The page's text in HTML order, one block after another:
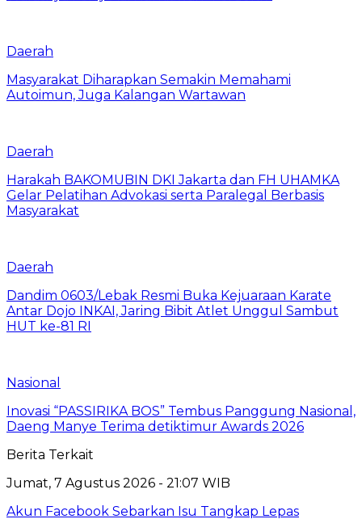
Daerah
Masyarakat Diharapkan Semakin Memahami
Autoimun, Juga Kalangan Wartawan
Daerah
Harakah BAKOMUBIN DKI Jakarta dan FH UHAMKA
Gelar Pelatihan Advokasi serta Paralegal Berbasis
Masyarakat
Daerah
Dandim 0603/Lebak Resmi Buka Kejuaraan Karate
Antar Dojo INKAI, Jaring Bibit Atlet Unggul Sambut
HUT ke-81 RI
Nasional
Inovasi “PASSIRIKA BOS” Tembus Panggung Nasional,
Daeng Manye Terima detiktimur Awards 2026
Berita Terkait
Jumat, 7 Agustus 2026 - 21:07 WIB
Akun Facebook Sebarkan Isu Tangkap Lepas